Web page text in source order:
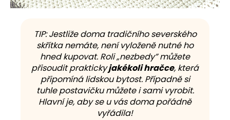
TIP: Jestliže doma tradičního severského
skřítka nemáte, není vyloženě nutné ho
hned kupovat. Roli „nezbedy” můžete
přisoudit praktickyjakékoli hračce, která
připomíná lidskou bytost. Případně si
tuhle postavičku můžete i sami vyrobit.
Hlavní je, aby se u vás doma pořádně
vyřádila!